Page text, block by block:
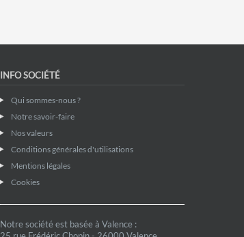
INFO SOCIÉTÉ
Qui sommes-nous ?
Notre savoir-faire
Nos valeurs
Conditions générales d'utilisations
Mentions légales
Cookies
Notre société est basée à Valence :